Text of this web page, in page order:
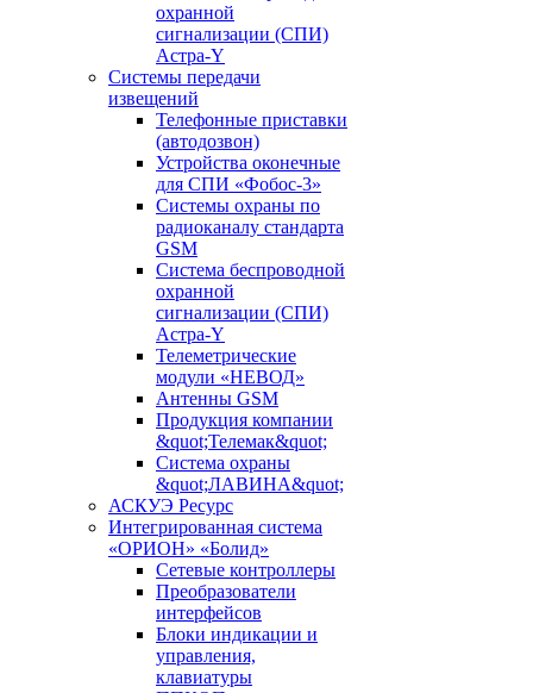
охранной
сигнализации (СПИ)
Астра-Y
Системы передачи
извещений
Телефонные приставки
(автодозвон)
Устройства оконечные
для СПИ «Фобос-3»
Системы охраны по
радиоканалу стандарта
GSM
Система беспроводной
охранной
сигнализации (СПИ)
Астра-Y
Телеметрические
модули «НЕВОД»
Антенны GSM
Продукция компании
&quot;Телемак&quot;
Система охраны
&quot;ЛАВИНА&quot;
АСКУЭ Ресурс
Интегрированная система
«ОРИОН» «Болид»
Сетевые контроллеры
Преобразователи
интерфейсов
Блоки индикации и
управления,
клавиатуры